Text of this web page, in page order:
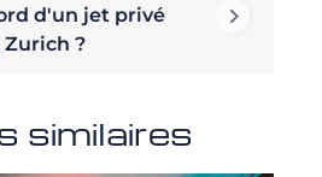
d'un jet privé
?
similaires